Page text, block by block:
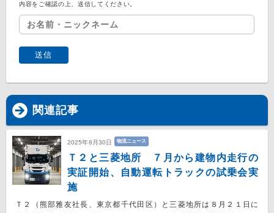
内容をご確認の上、送信してください。
関連記事
2025年8月30日 物流ニュース
Ｔ２と三菱地所 ７月から建物内走行の
実証開始、自動運転トラックの試乗会実
施
Ｔ２（熊部雅友社長、東京都千代田区）と三菱地所は８月２１日に